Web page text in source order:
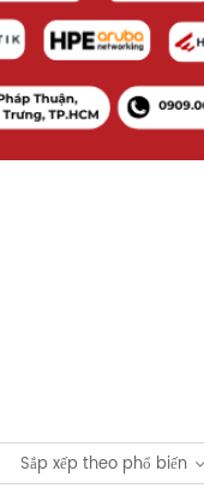
Sắp xếp theo phổ biến